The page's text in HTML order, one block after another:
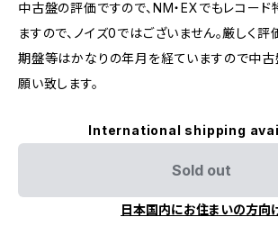
中古盤の評価ですので、NM・EXでもレコー
ますので、ノイズ0ではございません。厳しく
期盤等はかなりの年月を経ていますので中
願い致します。
International shipping
Sold out
日本国内にお住まいの方向